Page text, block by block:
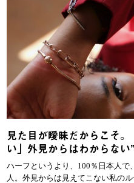
見た目が曖昧だからこそ
い」外見からはわからな
ハーフというより、100％日本人で
人。外見からは見えてこない私のル